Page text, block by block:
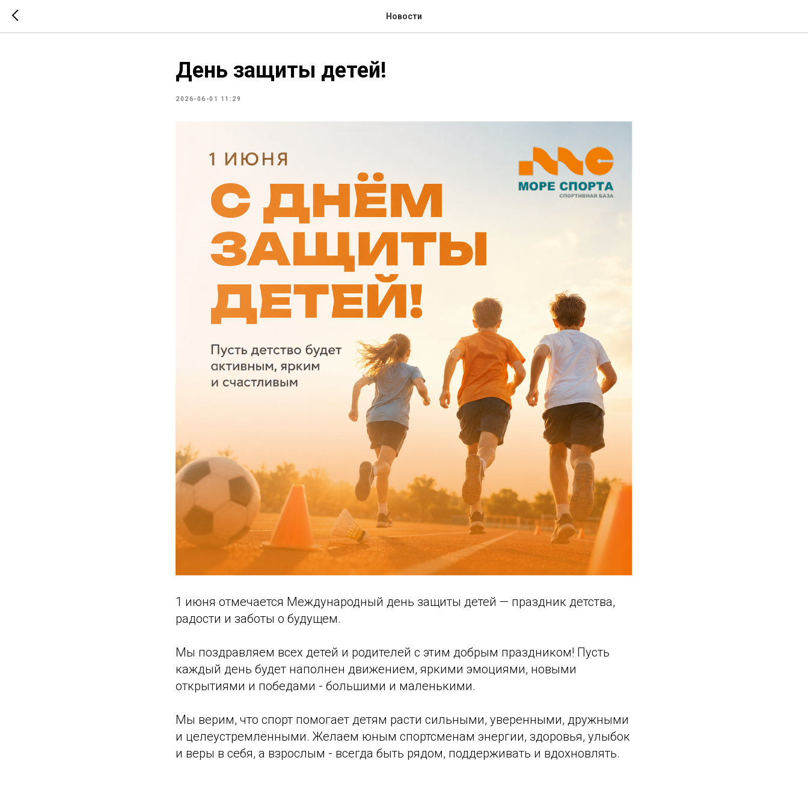
Новости
День защиты детей!
2026-06-01 11:29
1 июня отмечается Международный день защиты детей — праздник детства,
радости и заботы о будущем.
Мы поздравляем всех детей и родителей с этим добрым праздником! Пусть
каждый день будет наполнен движением, яркими эмоциями, новыми
открытиями и победами - большими и маленькими.
Мы верим, что спорт помогает детям расти сильными, уверенными, дружными
и целеустремлёнными. Желаем юным спортсменам энергии, здоровья, улыбок
и веры в себя, а взрослым - всегда быть рядом, поддерживать и вдохновлять.